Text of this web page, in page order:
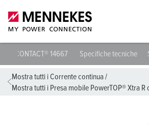
Presa mobile PowerTOP® Xtra R con
Mostra tutti i Corrente continua/
Mostra tutti i Presa mobile PowerTOP® Xtra R